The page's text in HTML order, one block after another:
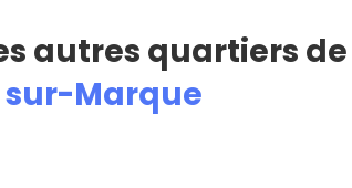
autres quartiers de
sur-Marque